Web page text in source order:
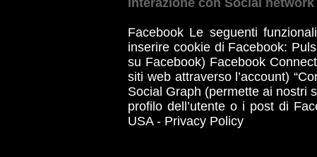
Interazione con Social
Facebook Le seguenti
inserire cookie di Facebook:
su Facebook) Facebook
siti web attraverso l’account)
Social Graph (permette ai nostri
profilo dell’utente o i post di
USA - Privacy Policy